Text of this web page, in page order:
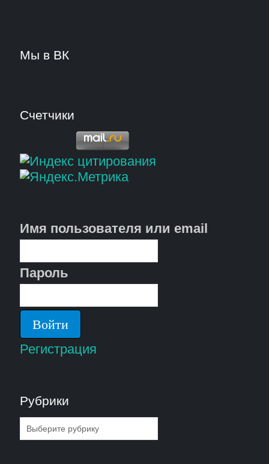
Мы в ВК
Счетчики
Имя пользователя или email
Пароль
Регистрация
Рубрики
Рубрики